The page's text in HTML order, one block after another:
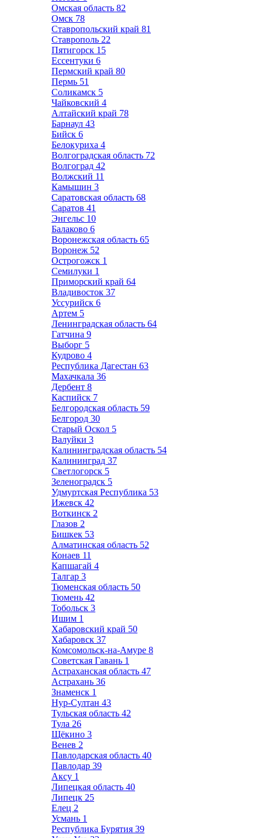
Омская область 82
Омск 78
Ставропольский край 81
Ставрополь 22
Пятигорск 15
Ессентуки 6
Пермский край 80
Пермь 51
Соликамск 5
Чайковский 4
Алтайский край 78
Барнаул 43
Бийск 6
Белокуриха 4
Волгоградская область 72
Волгоград 42
Волжский 11
Камышин 3
Саратовская область 68
Саратов 41
Энгельс 10
Балаково 6
Воронежская область 65
Воронеж 52
Острогожск 1
Семилуки 1
Приморский край 64
Владивосток 37
Уссурийск 6
Артем 5
Ленинградская область 64
Гатчина 9
Выборг 5
Кудрово 4
Республика Дагестан 63
Махачкала 36
Дербент 8
Каспийск 7
Белгородская область 59
Белгород 30
Старый Оскол 5
Валуйки 3
Калининградская область 54
Калининград 37
Светлогорск 5
Зеленоградск 5
Удмуртская Республика 53
Ижевск 42
Воткинск 2
Глазов 2
Бишкек 53
Алматинская область 52
Конаев 11
Капшагай 4
Талгар 3
Тюменская область 50
Тюмень 42
Тобольск 3
Ишим 1
Хабаровский край 50
Хабаровск 37
Комсомольск-на-Амуре 8
Советская Гавань 1
Астраханская область 47
Астрахань 36
Знаменск 1
Нур-Султан 43
Тульская область 42
Тула 26
Щёкино 3
Венев 2
Павлодарская область 40
Павлодар 39
Аксу 1
Липецкая область 40
Липецк 25
Елец 2
Усмань 1
Республика Бурятия 39